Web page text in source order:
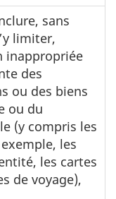
sans
limiter,
inappropriée
des
ou des biens
ou du
(y compris les
les
les cartes
de voyage),